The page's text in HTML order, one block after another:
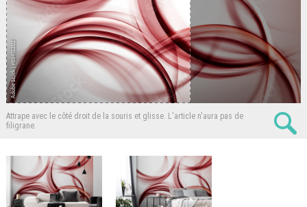
Attrape avec le côté droit de la souris et glisse. L'article n'aura pas de
filigrane.